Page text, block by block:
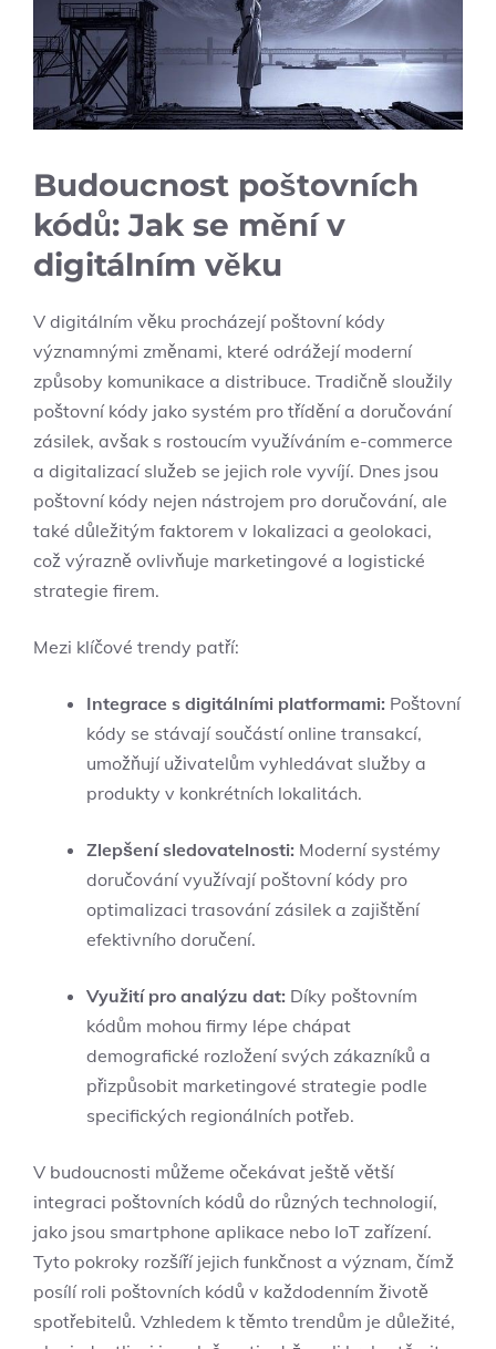
Budoucnost poštovních
kódů: Jak se mění v
digitálním věku
V digitálním věku procházejí poštovní kódy
významnými změnami, které odrážejí moderní
způsoby komunikace a distribuce. Tradičně sloužily
poštovní kódy jako systém pro třídění a doručování
zásilek, avšak s rostoucím využíváním e-commerce
a digitalizací služeb se jejich role vyvíjí. Dnes jsou
poštovní kódy nejen nástrojem pro doručování, ale
také důležitým faktorem v lokalizaci a geolokaci,
což výrazně ovlivňuje marketingové a logistické
strategie firem.
Mezi klíčové trendy patří:
Integrace s digitálními platformami: Poštovní
kódy se stávají součástí online transakcí,
umožňují uživatelům vyhledávat služby a
produkty v konkrétních lokalitách.
Zlepšení sledovatelnosti: Moderní systémy
doručování využívají poštovní kódy pro
optimalizaci trasování zásilek a zajištění
efektivního doručení.
Využití pro analýzu dat: Díky poštovním
kódům mohou firmy lépe chápat
demografické rozložení svých zákazníků a
přizpůsobit marketingové strategie podle
specifických regionálních potřeb.
V budoucnosti můžeme očekávat ještě větší
integraci poštovních kódů do různých technologií,
jako jsou smartphone aplikace nebo IoT zařízení.
Tyto pokroky rozšíří jejich funkčnost a význam, čímž
posílí roli poštovních kódů v každodenním životě
spotřebitelů. Vzhledem k těmto trendům je důležité,